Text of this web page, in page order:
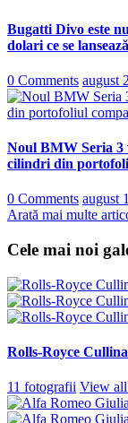
Bugatti Divo este
dolari ce se
0 Comments august
Noul BMW Seria 3
cilindri din
0 Comments august
Arată mai multe
Cele mai noi
Rolls-Royce
11 fotografii View